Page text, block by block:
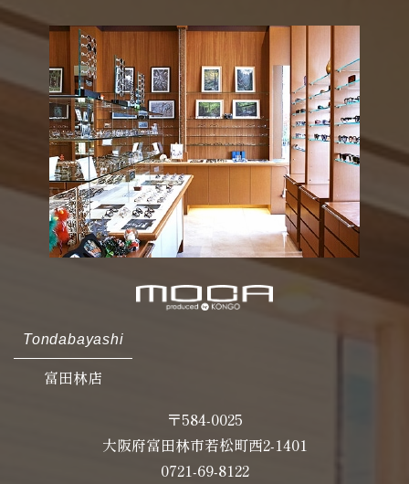
Tondabayashi
富田林店
〒584-0025
大阪府富田林市若松町西2-1401
0721-69-8122